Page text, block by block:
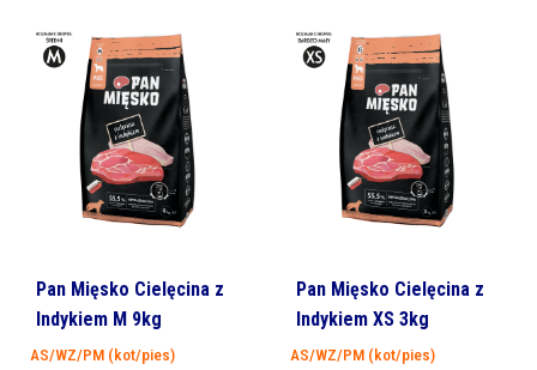
Pan Mięsko Cielęcina z
Indykiem M 9kg
AS/WZ/PM (kot/pies)
Pan Mięsko Cielęcina z
Indykiem XS 3kg
AS/WZ/PM (kot/pies)